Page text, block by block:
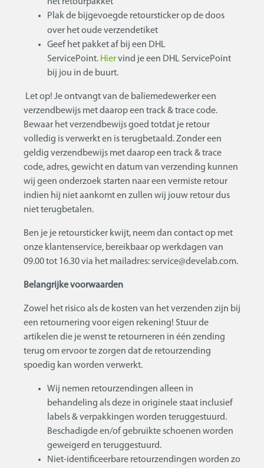
Plak de bijgevoegde retoursticker op de doos
over het oude verzendetiket
Geef het pakket af bij een DHL
ServicePoint. Hiervind je een DHL ServicePoint
bij jou in de buurt.
Let op! Je ontvangt van de baliemedewerker een
verzendbewijs met daarop een track & trace code.
Bewaar het verzendbewijs goed totdat je retour
volledig is verwerkt en is terugbetaald. Zonder een
geldig verzendbewijs met daarop een track & trace
code, adres, gewicht en datum van verzending kunnen
wij geen onderzoek starten naar een vermiste retour
indien hij niet aankomt en zullen wij jouw retour dus
niet terugbetalen.
Ben je je retoursticker kwijt, neem dan contact op met
onze klantenservice, bereikbaar op werkdagen van
09.00 tot 16.30 via het mailadres: service@develab.com.
Belangrijke voorwaarden
Zowel het risico als de kosten van het verzenden zijn bij
een retournering voor eigen rekening! Stuur de
artikelen die je wenst te retourneren in één zending
terug om ervoor te zorgen dat de retourzending
spoedig kan worden verwerkt.
Wij nemen retourzendingen alleen in
behandeling als deze in originele staat inclusief
labels & verpakkingen worden teruggestuurd.
Beschadigde en/of gebruikte schoenen worden
geweigerd en teruggestuurd.
Niet-identificeerbare retourzendingen worden zo